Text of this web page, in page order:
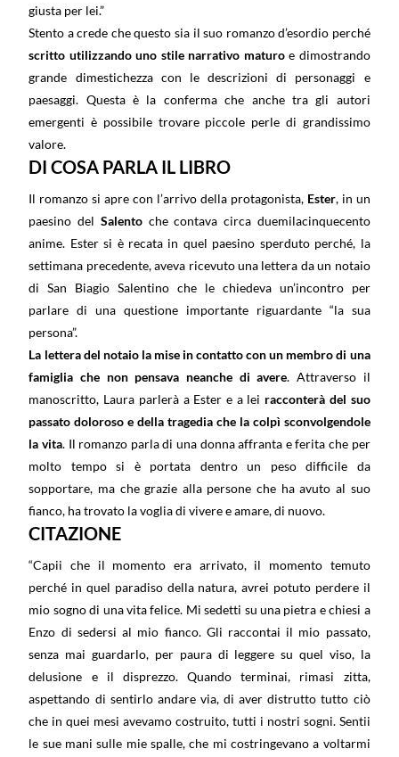
giusta per lei.”
Stento a crede che questo sia il suo romanzo d’esordio perché
scritto utilizzando uno stile narrativo maturoe dimostrando
grande dimestichezza con le descrizioni di personaggi e
paesaggi. Questa è la conferma che anche tra gli autori
emergenti è possibile trovare piccole perle di grandissimo
valore.
DI COSA PARLA IL LIBRO
Il romanzo si apre con l’arrivo della protagonista, Ester, in un
paesino del Salentoche contava circa duemilacinquecento
anime. Ester si è recata in quel paesino sperduto perché, la
settimana precedente, aveva ricevuto una lettera da un notaio
di San Biagio Salentino che le chiedeva un’incontro per
parlare di una questione importante riguardante “la sua
persona”.
La lettera del notaio la mise in contatto con un membro di una
famiglia che non pensava neanche di avere. Attraverso il
manoscritto, Laura parlerà a Ester e a lei racconterà del suo
passato doloroso e della tragedia che la colpì sconvolgendole
la vita. Il romanzo parla di una donna affranta e ferita che per
molto tempo si è portata dentro un peso difficile da
sopportare, ma che grazie alla persone che ha avuto al suo
fianco, ha trovato la voglia di vivere e amare, di nuovo.
CITAZIONE
“Capii che il momento era arrivato, il momento temuto
perché in quel paradiso della natura, avrei potuto perdere il
mio sogno di una vita felice. Mi sedetti su una pietra e chiesi a
Enzo di sedersi al mio fianco. Gli raccontai il mio passato,
senza mai guardarlo, per paura di leggere su quel viso, la
delusione e il disprezzo. Quando terminai, rimasi zitta,
aspettando di sentirlo andare via, di aver distrutto tutto ciò
che in quei mesi avevamo costruito, tutti i nostri sogni. Sentii
le sue mani sulle mie spalle, che mi costringevano a voltarmi